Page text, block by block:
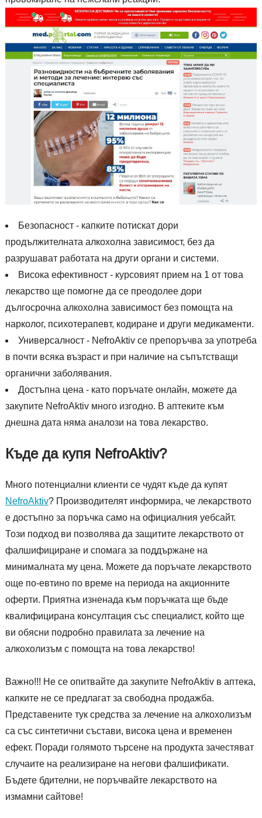
Безопасност - капките потискат дори
продължителната алкохолна зависимост, без да
разрушават работата на други органи и системи.
Висока ефективност - курсовият прием на 1 от това
лекарство ще помогне да се преодолее дори
дългосрочна алкохолна зависимост без помощта на
нарколог, психотерапевт, кодиране и други медикаменти.
Универсалност - NefroAktiv се препоръчва за употреба
в почти всяка възраст и при наличие на съпътстващи
органични заболявания.
Достъпна цена - като поръчате онлайн, можете да
закупите NefroAktiv много изгодно. В аптеките към
днешна дата няма аналози на това лекарство.
Къде да купя NefroAktiv?
Много потенциални клиенти се чудят къде да купят
NefroAktiv? Производителят информира, че лекарството
е достъпно за поръчка само на официалния уебсайт.
Този подход ви позволява да защитите лекарството от
фалшифициране и спомага за поддържане на
минималната му цена. Можете да поръчате лекарството
още по-евтино по време на периода на акционните
оферти. Приятна изненада към поръчката ще бъде
квалифицирана консултация със специалист, който ще
ви обясни подробно правилата за лечение на
алкохолизъм с помощта на това лекарство!
Важно!!! Не се опитвайте да закупите NefroAktiv в аптека,
капките не се предлагат за свободна продажба.
Представените тук средства за лечение на алкохолизъм
са със синтетични състави, висока цена и временен
ефект. Поради голямото търсене на продукта зачестяват
случаите на реализиране на негови фалшификати.
Бъдете бдителни, не поръчвайте лекарството на
измамни сайтове!